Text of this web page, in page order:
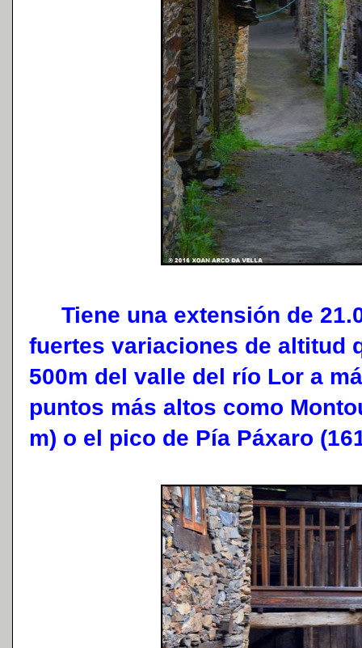
Tiene una extensión de
fuertes variaciones de altitud
500m del valle del río Lor a
puntos más altos como
m) o el pico de Pía Páxaro